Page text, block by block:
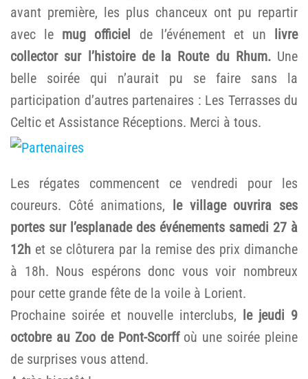
avant première, les plus chanceux ont pu repartir
avec le mug officiel de l’événement et un livre
collector sur l’histoire de la Route du Rhum.Une
belle soirée qui n’aurait pu se faire sans la
participation d’autres partenaires : Les Terrasses du
Celtic et Assistance Réceptions. Merci à tous.
Les régates commencent ce vendredi pour les
coureurs. Côté animations, le village ouvrira ses
portes sur l’esplanade des événements samedi 27 à
12h et se clôturera par la remise des prix dimanche
à 18h. Nous espérons donc vous voir nombreux
pour cette grande fête de la voile à Lorient.
Prochaine soirée et nouvelle interclubs, le jeudi 9
octobre au Zoo de Pont-Scorffoù une soirée pleine
de surprises vous attend.